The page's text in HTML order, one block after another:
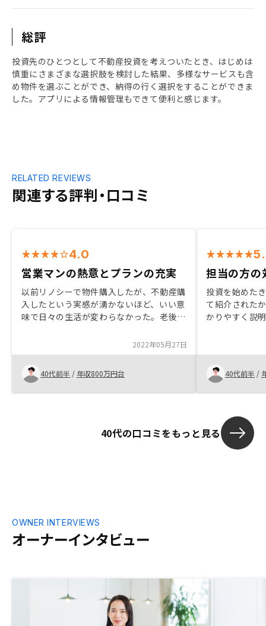
総評
投資先のひとつとして不動産投資を考えついたとき、はじめは
慎重にさまざまな選択肢を検討した結果、多様なサービスも含
め物件を選ぶことができ、納得の行く選択をすることができま
した。アプリによる情報管理もできて便利と感じます。
関連する評判・口コミ
RELATED REVIEWS
4.0
営業マンの熱意とプランの充実
以前リノシーで物件購入したが、不動産購
入したという実感が湧かないほど、いい意
味で日々の生活が変わらなかった。老後の
2軒目を検討していた中で、いい物件を紹
介と出会えた為購入を決意表面利回りと実
質利回りを掲載してリアル度を上げる事
2022年05月27日
40代前半 / 年収800万円台
担当の方の
投資を始めた
て紹介された
かりやすく説
して頂きとて
40代前半 /
40代の口コミをもっと見る
オーナーインタビュー
OWNER INTERVIEWS